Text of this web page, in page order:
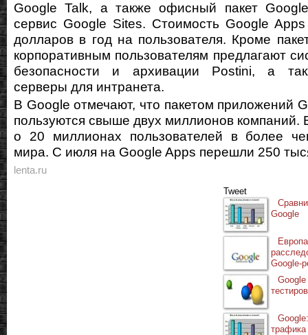
Google Talk, а также офисный пакет
сервис Google Sites. Стоимость Google Apps
долларов в год на пользователя. Кроме
корпоративным пользователям предлагают
безопасности и архивации Postini, а
серверы для интранета.
В Google отмечают, что пакетом приложений
пользуются свыше двух миллионов компаний.
о 20 миллионах пользователей в более
мира. С июля на Google Apps перешли 250
lenta.ru
Tweet
Google
Google-
трафика